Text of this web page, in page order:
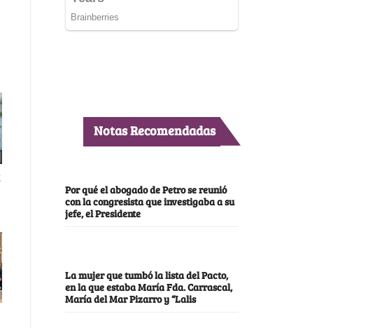
Notas Recomendadas
Por qué el abogado de Petro se reunió
con la congresista que investigaba a su
jefe, el Presidente
La mujer que tumbó la lista del Pacto,
en la que estaba María Fda. Carrascal,
María del Mar Pizarro y “Lalis